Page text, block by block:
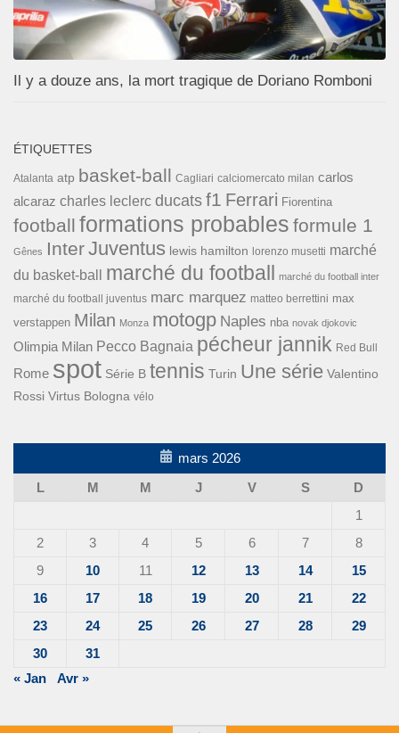
Il y a douze ans, la mort tragique de Doriano Romboni
ÉTIQUETTES
Atalanta atp basket-ball Cagliari calciomercato milan carlos
alcaraz charles leclerc ducats f1 Ferrari Fiorentina
football formations probables formule 1
Gênes InterJuventus lewis hamilton lorenzo musetti marché
du basket-ball
marché du football marché du football inter
marché du football juventus marc marquez matteo berrettini max
verstappen Milan Monza motogp Naples nba novak djokovic
Olimpia Milan Pecco Bagnaia pécheur jannik Red Bull
Rome spot Série B tennis Turin Une série Valentino
Rossi Virtus Bologna vélo
mars 2026
L
M M J V S
D
1
2
3 4 5 6 7
8
9
10 11 12 13 14
15
16
17 18 19 20 21
22
23
24 25 26 27 28
29
30
31
« Jan
Avr »